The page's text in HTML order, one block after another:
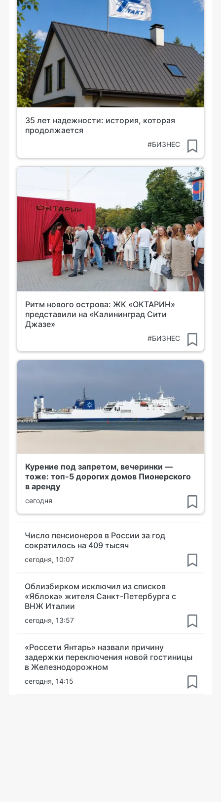
35 лет надежности: история, которая
продолжается
#БИЗНЕС
Ритм нового острова: ЖК «ОКТАРИН»
представили на «Калининград Сити
Джазе»
#БИЗНЕС
Курение под запретом, вечеринки —
тоже: топ-5 дорогих домов Пионерского
в аренду
сегодня
Число пенсионеров в России за год
сократилось на 409 тысяч
сегодня, 10:07
Облизбирком исключил из списков
«Яблока» жителя Санкт-Петербурга с
ВНЖ Италии
сегодня, 13:57
«Россети Янтарь» назвали причину
задержки переключения новой гостиницы
в Железнодорожном
сегодня, 14:15